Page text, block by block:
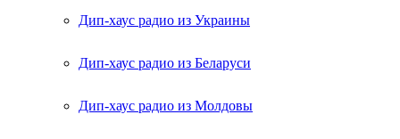
Дип-хаус радио из Украины
Дип-хаус радио из Беларуси
Дип-хаус радио из Молдовы